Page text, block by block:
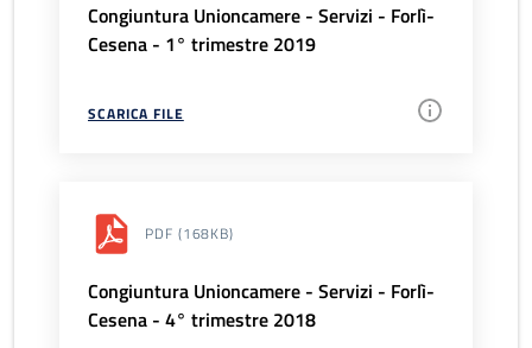
Congiuntura Unioncamere - Servizi - Forlì-
Cesena - 1° trimestre 2019
SCARICA FILE
PDF (168KB)
Congiuntura Unioncamere - Servizi - Forlì-
Cesena - 4° trimestre 2018